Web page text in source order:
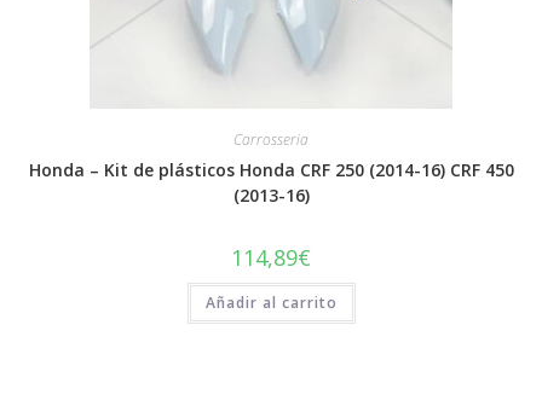
Carrosseria
Honda – Kit de plásticos Honda CRF 250 (2014-16) CRF 450
(2013-16)
114,89€
Añadir al carrito